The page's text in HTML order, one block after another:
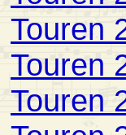
Touren
Touren
Touren